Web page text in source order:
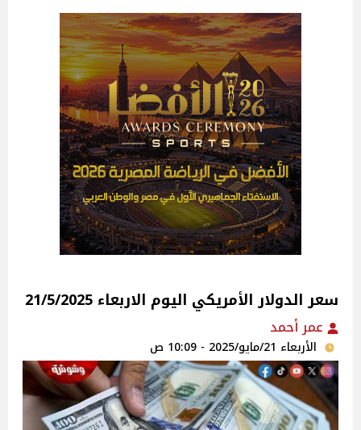
سعر الدولار الأمريكي اليوم الاربعاء 21/5/2025
عمر أحمد
الأربعاء 21/مايو/2025 - 10:09 ص